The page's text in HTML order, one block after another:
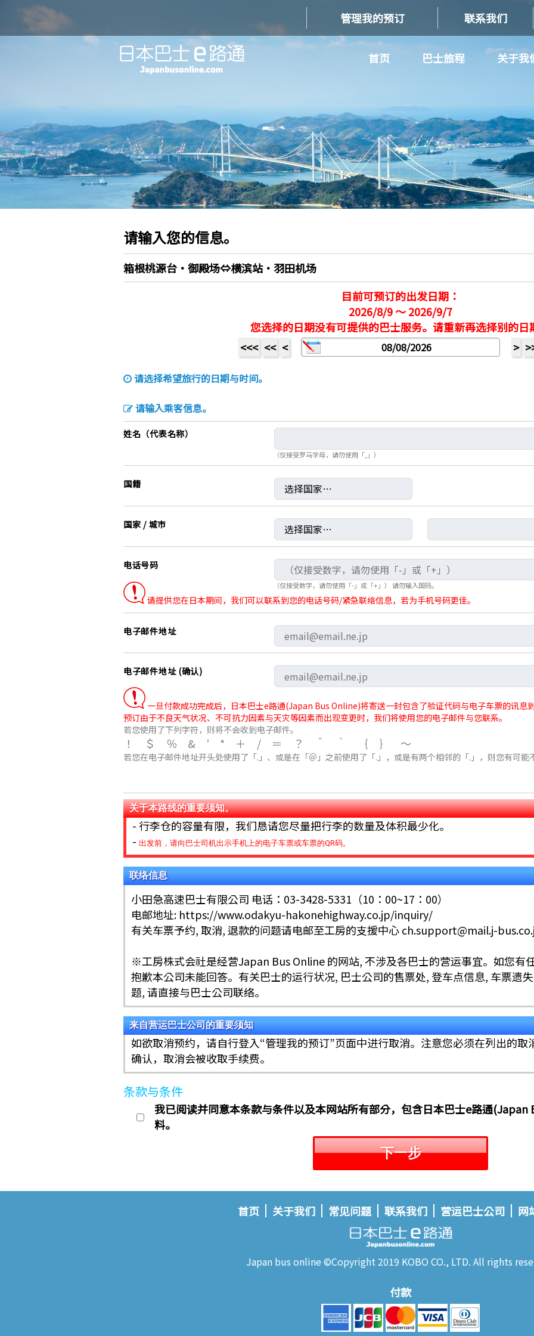
管理我的预订 联系我们
首页 巴士旅程 关于我
请输入您的信息。
箱根桃源台・御殿场⇔横滨站・羽田机场
目前可预订的出发日期：
2026/8/9 ～ 2026/9/7
您选择的日期没有可提供的巴士服务。请重新再选择别的日
<<< << < >
请选择希望旅行的日期与时间。
请输入乘客信息。
姓名（代表名称）
（仅接受罗马字母，请勿使用「,」）
国籍
国家 / 城市
电话号码
（仅接受数字，请勿使用「-」或「+」） 请勿输入国码。
请提供您在日本期间，我们可以联系到您的电话号码/紧急联络信息，若为手机号码更佳。
电子邮件地址
电子邮件地址 (确认)
一旦付款成功完成后，日本巴士e路通(Japan Bus Online)将寄送一封包含了验证代码与电子车票的讯息
预订由于不良天气状况、不可抗力因素与天灾等因素而出现变更时，我们将使用您的电子邮件与您联系。
若您使用了下列字符，则将不会收到电子邮件。
！＄％&’*＋/＝？＾｀｛｝～
若您在电子邮件地址开头处使用了「.」、或是在「＠」之前使用了「.」，或是有两个相邻的「.」，则您有可能
关于本路线的重要须知。
- 行李仓的容量有限，我们恳请您尽量把行李的数量及体积最少化。
- 出发前，请向巴士司机出示手机上的电子车票或车票的QR码。
联络信息
小田急高速巴士有限公司 电话：03-3428-5331（10：00~17：00）
电邮地址: https://www.odakyu-hakonehighway.co.jp/inquiry/
有关车票予约, 取消, 退款的问题请电邮至工房的支援中心 ch.support@mail.j-
※工房株式会社是经营Japan Bus Online 的网站, 不涉及各巴士的营运事宜。如您有
抱歉本公司未能回答。有关巴士的运行状况, 巴士公司的售票处, 登车点信息, 车票遗
题, 请直接与巴士公司联络。
来自营运巴士公司的重要须知
如欲取消预约，请自行登入“管理我的预订”页面中进行取消。注意您必须在列出的取
确认，取消会被收取手续费。
条款与条件
我已阅读并同意本条款与条件以及本网站所有部分，包含日本巴士e路通(Japan
料。
下一步
首页 关于我们 常见问题 联系我们 营运巴士公司 网
Japan bus online ©Copyright 2019 KOBO CO., LTD. All rights
付款